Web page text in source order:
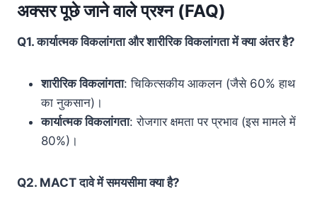
अक्सर पूछे जाने वाले प्रश्न (FAQ)
Q1. कार्यात्मक विकलांगता और शारीरिक विकलांगता में क्या अंतर है?
शारीरिक विकलांगता: चिकित्सकीय आकलन (जैसे 60% हाथ
का नुकसान)।
कार्यात्मक विकलांगता: रोजगार क्षमता पर प्रभाव (इस मामले में
80%)।
Q2. MACT दावे में समयसीमा क्या है?